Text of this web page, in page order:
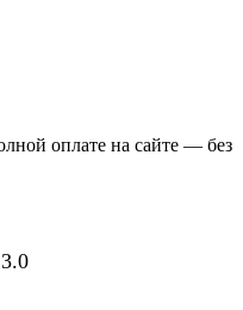
оплате на сайте — без